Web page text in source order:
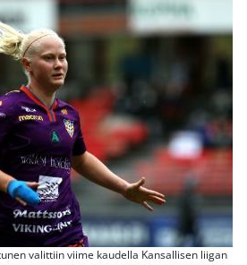
valittiin viime kaudella Kansallisen liigan